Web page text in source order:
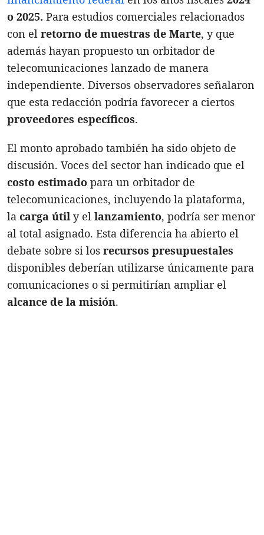
o 2025. Para estudios comerciales relacionados
con el retorno de muestras de Marte, y que
además hayan propuesto un orbitador de
telecomunicaciones lanzado de manera
independiente. Diversos observadores señalaron
que esta redacción podría favorecer a ciertos
proveedores específicos.
El monto aprobado también ha sido objeto de
discusión. Voces del sector han indicado que el
costo estimado para un orbitador de
telecomunicaciones, incluyendo la plataforma,
la carga útil y el lanzamiento, podría ser menor
al total asignado. Esta diferencia ha abierto el
debate sobre si los recursos presupuestales
disponibles deberían utilizarse únicamente para
comunicaciones o si permitirían ampliar el
alcance de la misión.